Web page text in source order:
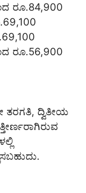
ರೂ.84,900
ರೂ.56,900
ತರಗತಿ, ದ್ವಿತೀಯ